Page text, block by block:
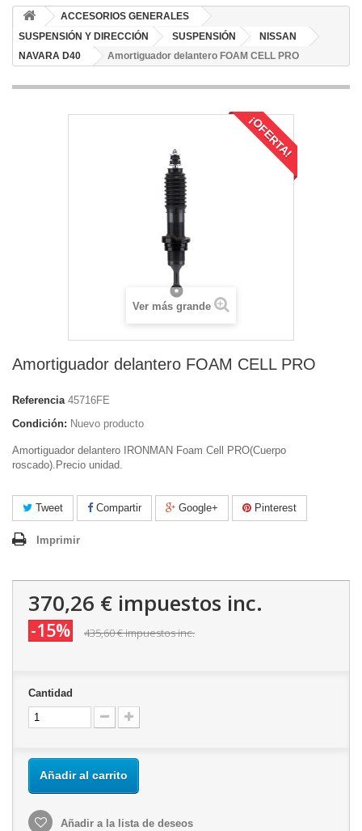
ACCESORIOS GENERALES
SUSPENSIÓN Y DIRECCIÓN
SUSPENSIÓN
NISSAN
NAVARA D40
Amortiguador delantero FOAM CELL PRO
¡OFERTA!
Ver más grande
Amortiguador delantero FOAM CELL PRO
Referencia 45716FE
Condición: Nuevo producto
Amortiguador delantero IRONMAN Foam Cell PRO(Cuerpo
roscado).Precio unidad.
Tweet Compartir Google+ Pinterest
Imprimir
370,26 € impuestos inc.
-15% 435,60 €impuestos inc.
Cantidad
Añadir al carrito
Añadir a la lista de deseos